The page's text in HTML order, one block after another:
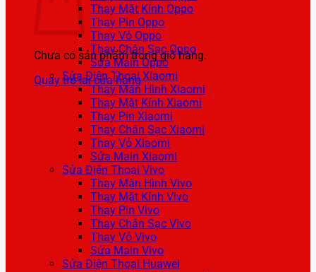
Chưa có sản phẩm trong giỏ hàng.
Quay trở lại cửa hàng
Thay Mặt Kính Oppo
Thay Pin Oppo
Thay Vỏ Oppo
Thay Chân Sạc Oppo
Sửa Main Oppo
Sửa Điện Thoại Xiaomi
Thay Màn Hình Xiaomi
Thay Mặt Kính Xiaomi
Thay Pin Xiaomi
Thay Chân Sạc Xiaomi
Thay Vỏ Xiaomi
Sửa Main Xiaomi
Sửa Điện Thoại Vivo
Thay Màn Hình Vivo
Thay Mặt Kính Vivo
Thay Pin Vivo
Thay Chân Sạc Vivo
Thay Vỏ Vivo
Sửa Main Vivo
Sửa Điện Thoại Huawei